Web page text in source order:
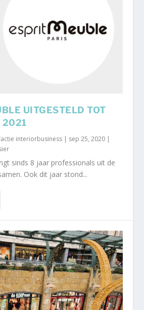
UITGESTELD TOT
2021
interiorbusiness | sep 25, 2020 |
sinds 8 jaar professionals uit de
Ook dit jaar stond...